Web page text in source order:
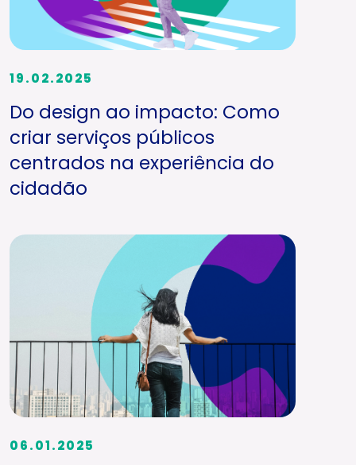
19.02.2025
Do design ao impacto: Como
criar serviços públicos
centrados na experiência do
cidadão
06.01.2025